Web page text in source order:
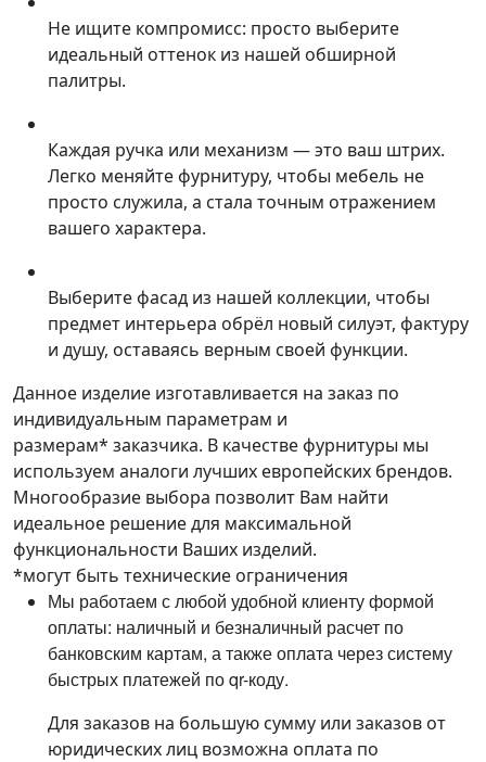
Не ищите компромисс: просто выберите
идеальный оттенок из нашей обширной
палитры.
Каждая ручка или механизм — это ваш штрих.
Легко меняйте фурнитуру, чтобы мебель не
просто служила, а стала точным отражением
вашего характера.
Выберите фасад из нашей коллекции, чтобы
предмет интерьера обрёл новый силуэт, фактуру
и душу, оставаясь верным своей функции.
Данное изделие изготавливается на заказ по
индивидуальным параметрам и
размерам* заказчика. В качестве фурнитуры мы
используем аналоги лучших европейских брендов.
Многообразие выбора позволит Вам найти
идеальное решение для максимальной
функциональности Ваших изделий.
*могут быть технические ограничения
Мы работаем с любой удобной клиенту формой
оплаты: наличный и безналичный расчет по
банковским картам, а также оплата через систему
быстрых платежей по qr-коду.
Для заказов на большую сумму или заказов от
юридических лиц возможна оплата по